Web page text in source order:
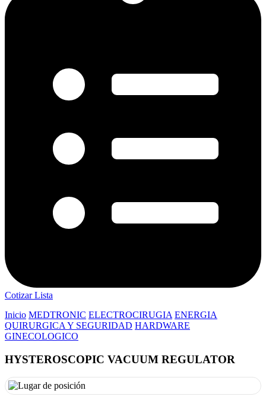
Cotizar Lista
Inicio MEDTRONIC ELECTROCIRUGIA ENERGIA
QUIRURGICA Y SEGURIDAD HARDWARE
GINECOLOGICO
HYSTEROSCOPIC VACUUM REGULATOR